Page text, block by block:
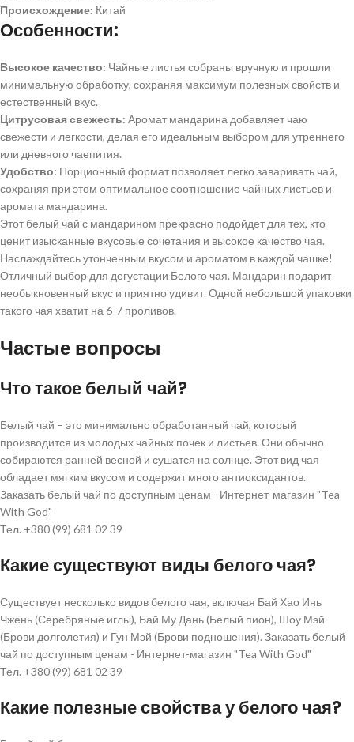
Происхождение: Китай
Особенности:
Высокое качество: Чайные листья собраны вручную и прошли
минимальную обработку, сохраняя максимум полезных свойств и
естественный вкус.
Цитрусовая свежесть: Аромат мандарина добавляет чаю
свежести и легкости, делая его идеальным выбором для утреннего
или дневного чаепития.
Удобство: Порционный формат позволяет легко заваривать чай,
сохраняя при этом оптимальное соотношение чайных листьев и
аромата мандарина.
Этот белый чай с мандарином прекрасно подойдет для тех, кто
ценит изысканные вкусовые сочетания и высокое качество чая.
Наслаждайтесь утонченным вкусом и ароматом в каждой чашке!
Отличный выбор для дегустации Белого чая. Мандарин подарит
необыкновенный вкус и приятно удивит. Одной небольшой упаковки
такого чая хватит на 6-7 проливов.
Частые вопросы
Что такое белый чай?
Белый чай – это минимально обработанный чай, который
производится из молодых чайных почек и листьев. Они обычно
собираются ранней весной и сушатся на солнце. Этот вид чая
обладает мягким вкусом и содержит много антиоксидантов.
Заказать белый чай по доступным ценам - Интернет-магазин "Tea
With God"
Тел. +380 (99) 681 02 39
Какие существуют виды белого чая?
Существует несколько видов белого чая, включая Бай Хао Инь
Чжень (Серебряные иглы), Бай Му Дань (Белый пион), Шоу Мэй
(Брови долголетия) и Гун Мэй (Брови подношения). Заказать белый
чай по доступным ценам - Интернет-магазин "Tea With God"
Тел. +380 (99) 681 02 39
Какие полезные свойства у белого чая?